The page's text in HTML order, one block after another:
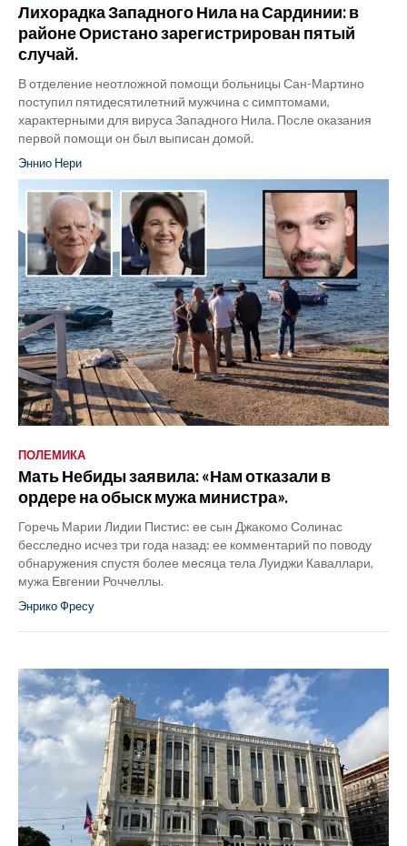
Лихорадка Западного Нила на Сардинии: в
районе Ористано зарегистрирован пятый
случай.
В отделение неотложной помощи больницы Сан-Мартино
поступил пятидесятилетний мужчина с симптомами,
характерными для вируса Западного Нила. После оказания
первой помощи он был выписан домой.
Эннио Нери
ПОЛЕМИКА
Мать Небиды заявила: «Нам отказали в
ордере на обыск мужа министра».
Горечь Марии Лидии Пистис: ее сын Джакомо Солинас
бесследно исчез три года назад: ее комментарий по поводу
обнаружения спустя более месяца тела Луиджи Каваллари,
мужа Евгении Роччеллы.
Энрико Фресу